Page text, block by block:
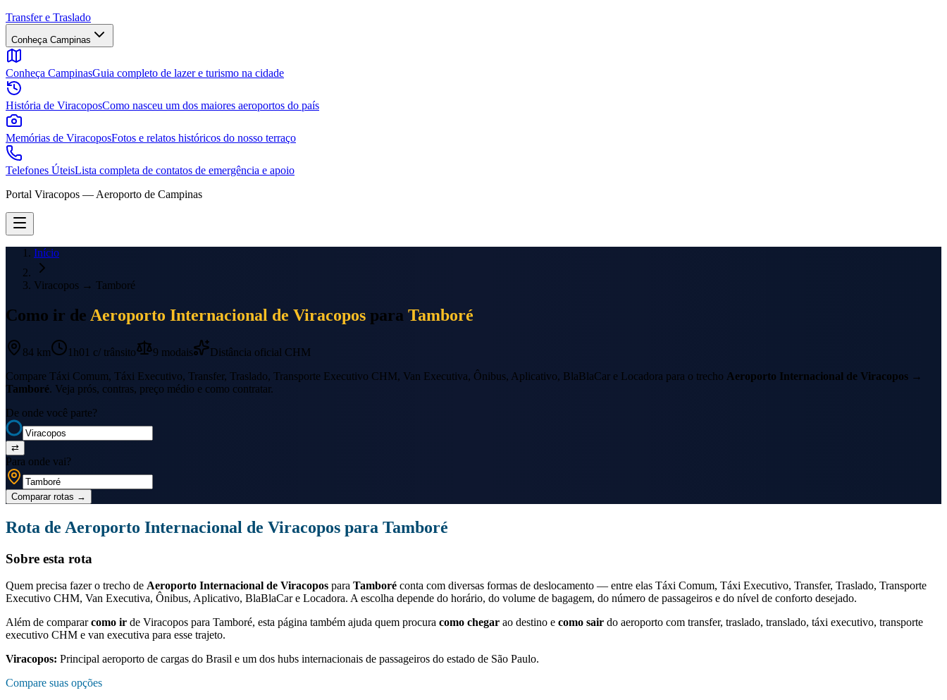
Transfer e Traslado
Conheça Campinas
Conheça CampinasGuia completo de lazer e turismo na cidade
História de ViracoposComo nasceu um dos maiores aeroportos do país
Memórias de ViracoposFotos e relatos históricos do nosso terraço
Telefones ÚteisLista completa de contatos de emergência e apoio
Portal Viracopos — Aeroporto de Campinas
Início
Viracopos → Tamboré
Como ir de Aeroporto Internacional de Viracopos para Tamboré
84 km 1h01 c/ trânsito 9 modais
Distância oficial CHM
Compare Táxi Comum, Táxi Executivo, Transfer, Traslado, Transporte Executivo CHM, Van Executiva, Ônibus, Aplicativo, BlaBlaCar e Locadora para o trecho Aeroporto Internacional de Viracopos →
Tamboré. Veja prós, contras, preço médio e como contratar.
De onde você parte?
⇄
Para onde vai?
Comparar rotas →
Rota de Aeroporto Internacional de Viracopos para Tamboré
Sobre esta rota
Quem precisa fazer o trecho de Aeroporto Internacional de Viracopos para Tamboré conta com diversas formas de deslocamento — entre elas Táxi Comum, Táxi Executivo, Transfer, Traslado, Transporte
Executivo CHM, Van Executiva, Ônibus, Aplicativo, BlaBlaCar e Locadora. A escolha depende do horário, do volume de bagagem, do número de passageiros e do nível de conforto desejado.
Além de compararcomo ir de Viracopos para Tamboré, esta página também ajuda quem procura como chegar ao destino e como sair do aeroporto com transfer, traslado, translado, táxi executivo, transporte
executivo CHM e van executiva para esse trajeto.
Viracopos: Principal aeroporto de cargas do Brasil e um dos hubs internacionais de passageiros do estado de São Paulo.
Compare suas opções